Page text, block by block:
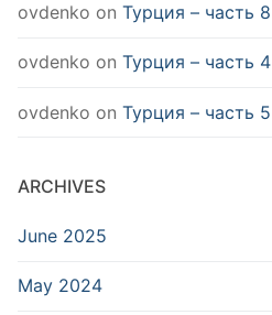
ovdenko on Турция – часть 8
ovdenko on Турция – часть 4
ovdenko on Турция – часть 5
ARCHIVES
June 2025
May 2024